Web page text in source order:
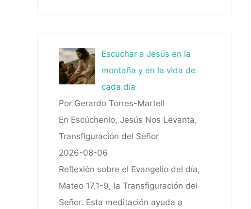
Escuchar a Jesús en la
montaña y en la vida de
cada día
Por Gerardo Torres-Martell
En Escúchenlo, Jesús Nos Levanta,
Transfiguración del Señor
2026-08-06
Reflexión sobre el Evangelio del día,
Mateo 17,1-9, la Transfiguración del
Señor. Esta meditación ayuda a